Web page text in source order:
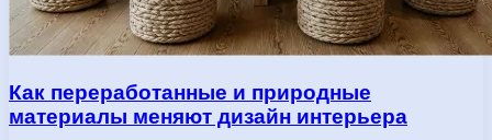
Как переработанные и природные
материалы меняют дизайн интерьера